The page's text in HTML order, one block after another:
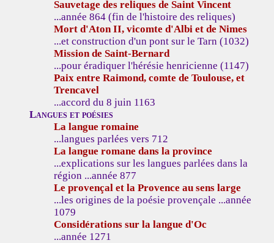
Sauvetage des reliques de Saint Vincent
...année 864 (fin de l'histoire des reliques)
Mort d'Aton II, vicomte d'Albi et de Nimes
...et construction d'un pont sur le Tarn (1032)
Mission de Saint-Bernard
...pour éradiquer l'hérésie henricienne (1147)
Paix entre Raimond, comte de Toulouse, et
Trencavel
...accord du 8 juin 1163
Langues et poésies
La langue romaine
...langues parlées vers 712
La langue romane dans la province
...explications sur les langues parlées dans la
région ...année 877
Le provençal et la Provence au sens large
...les origines de la poésie provençale ...année
1079
Considérations sur la langue d'Oc
...année 1271